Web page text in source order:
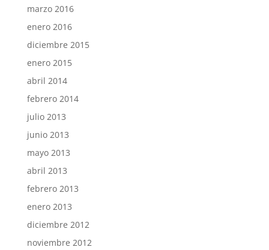
marzo 2016
enero 2016
diciembre 2015
enero 2015
abril 2014
febrero 2014
julio 2013
junio 2013
mayo 2013
abril 2013
febrero 2013
enero 2013
diciembre 2012
noviembre 2012